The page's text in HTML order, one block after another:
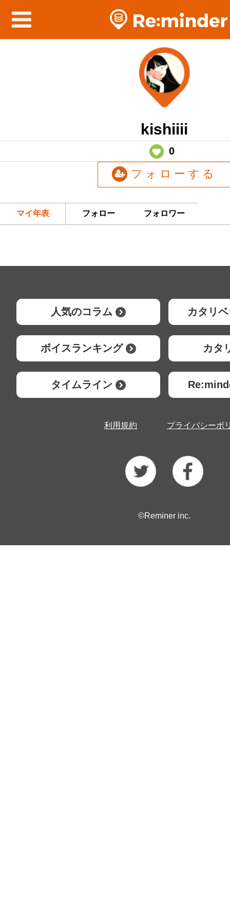
kishiiii
0
フォローする
マイ年表 フォロー フォロワー
人気のコラム カタリ
ボイスランキング カタ
タイムライン
利用規約 プライバシーポ
©Reminer inc.